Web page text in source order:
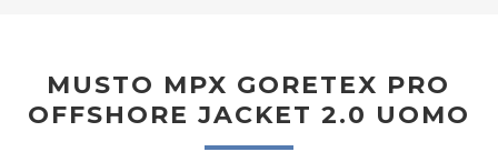
MUSTO MPX GORETEX PRO
OFFSHORE JACKET 2.0 UOMO